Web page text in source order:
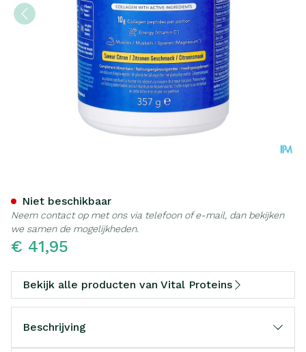
€ 41,95
Niet beschikbaar
Neem contact op met ons via telefoon of e-mail, dan bekijken
we samen de mogelijkheden.
Bekijk alle producten van Vital Proteins
Beschrijving